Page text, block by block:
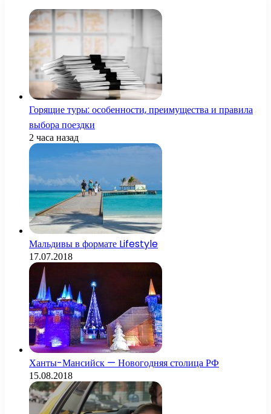
Горящие туры: особенности, преимущества и правила
выбора поездки
2 часа назад
Мальдивы в формате Lifestyle
17.07.2018
Ханты-Мансийск — Новогодняя столица РФ
15.08.2018